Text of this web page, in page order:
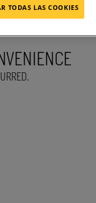
TODAS LAS COOKIES